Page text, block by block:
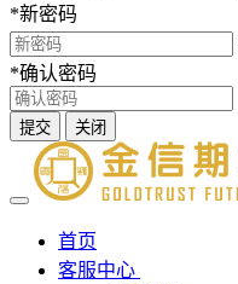
*新密码
*确认密码
提交 关闭
首页
客服中心